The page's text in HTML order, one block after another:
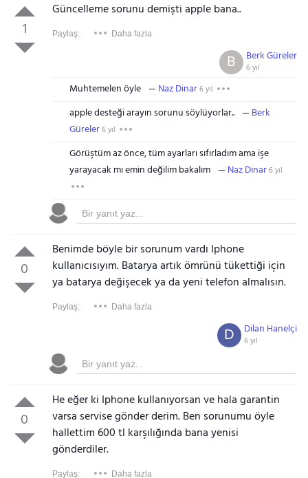
1
Güncelleme sorunu demişti apple bana..
Paylaş: Daha fazla
Berk Güreler
6 yıl
B
Muhtemelen öyle Naz Dinar6 yıl
apple desteği arayın sorunu söylüyorlar..
Berk
Güreler6 yıl
Görüştüm az önce, tüm ayarları sıfırladım ama işe
yarayacak mı emin değilim bakalım
Naz Dinar6 yıl
0
Benimde böyle bir sorunum vardı Iphone
kullanıcısıyım. Batarya artık ömrünü tükettiği için
ya batarya değişecek ya da yeni telefon almalısın.
Paylaş: Daha fazla
Dilan Hanelçi
6 yıl
D
0
He eğer ki Iphone kullanıyorsan ve hala garantin
varsa servise gönder derim. Ben sorunumu öyle
hallettim 600 tl karşılığında bana yenisi
gönderdiler.
Paylaş: Daha fazla